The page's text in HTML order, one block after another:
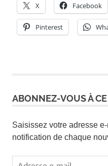
X Facebook
Pinterest
ABONNEZ-VOUS À
Saisissez votre adresse
notification de chaque
Adresse